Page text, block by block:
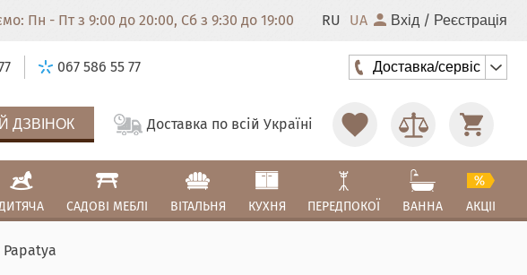
Пн - Пт з 9:00 до 20:00, Сб з 9:30 до 19:00 RU UA Вхід / Реєстрація
067 586 55 77 Доставка/сервіс
ДЗВІНОК Доставка по всій Україні
САДОВІ МЕБЛІ ВІТАЛЬНЯ КУХНЯ ПЕРЕДПОКОЇ ВАННА АКЦІІ
Papatya